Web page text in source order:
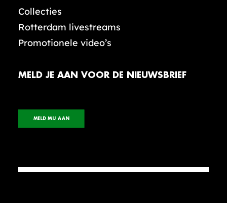
Collecties
Rotterdam livestreams
Promotionele video’s
MELD JE AAN VOOR DE NIEUWSBRIEF
MELD MIJ AAN